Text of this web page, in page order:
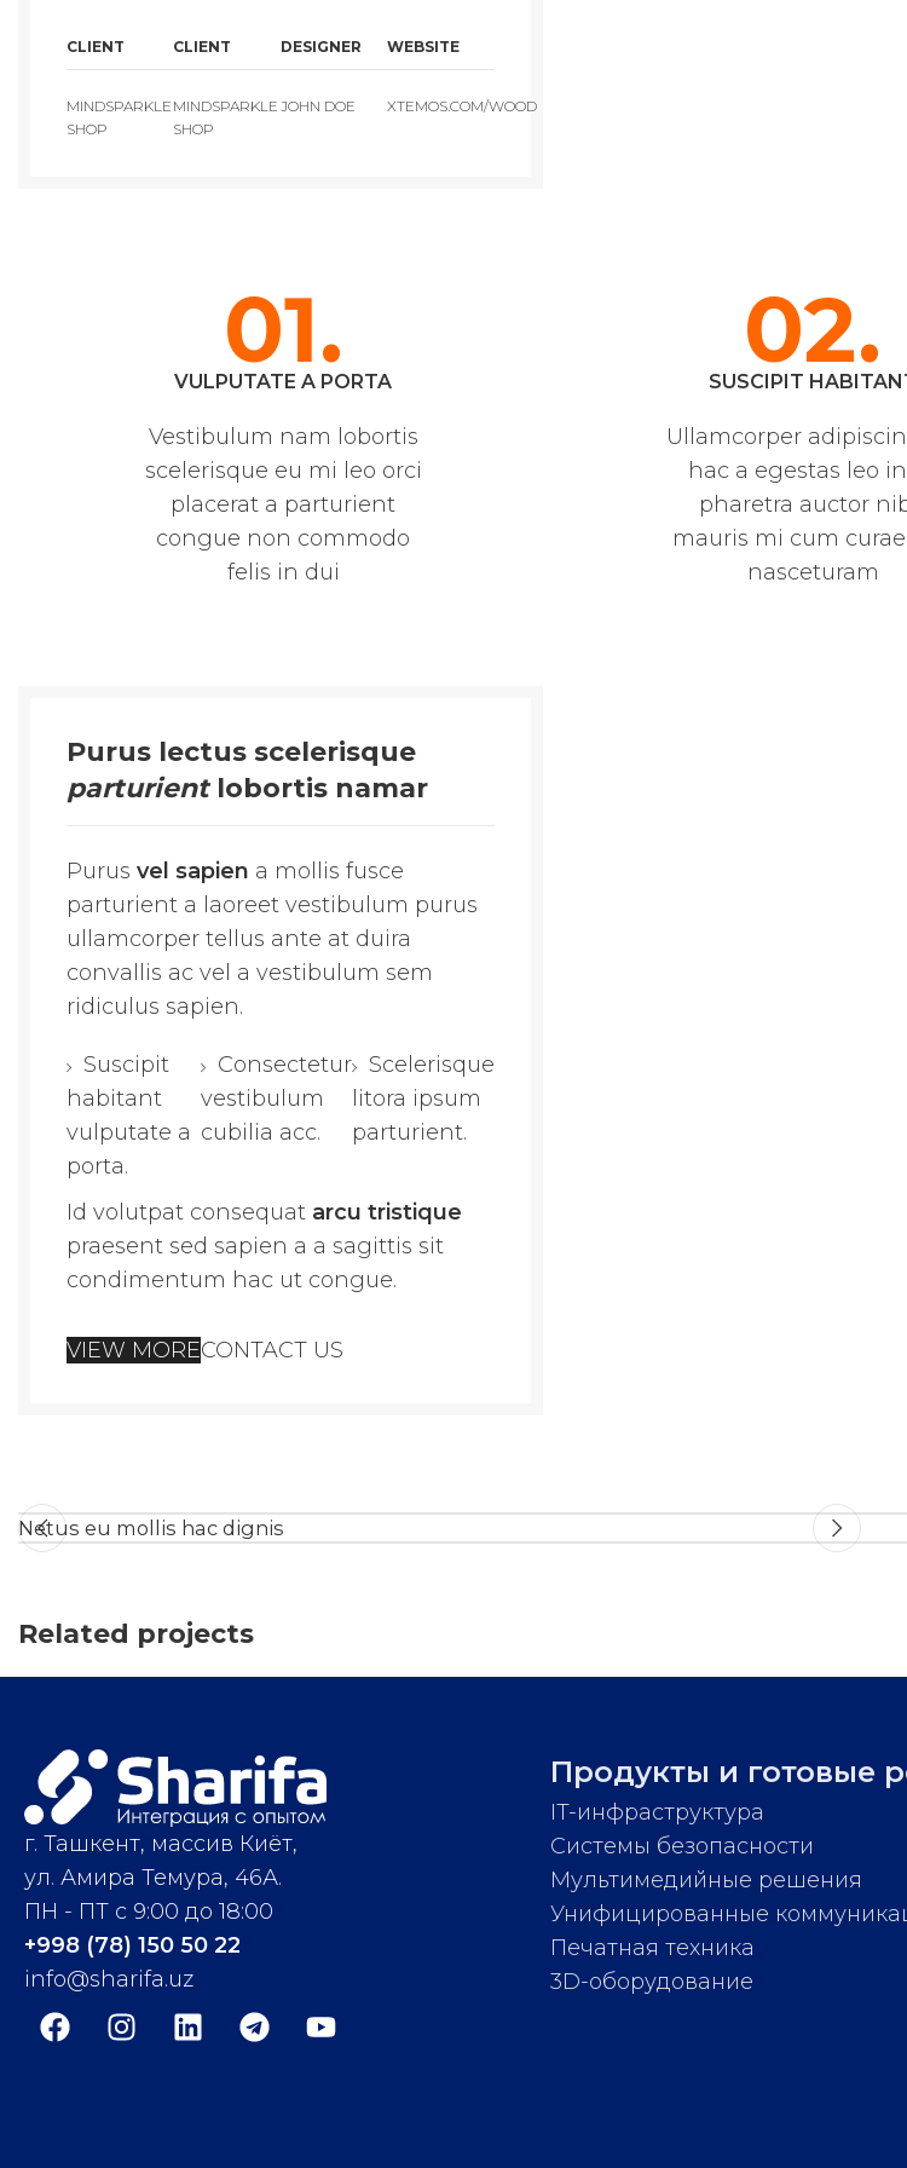
CLIENT
MINDSPARKLE
SHOP
CLIENT
MINDSPARKLE
SHOP
DESIGNER
JOHN DOE
WEBSITE
XTEMOS.COM/WOOD
01.
VULPUTATE A PORTA
Vestibulum nam lobortis
scelerisque eu mi leo orci
placerat a parturient
congue non commodo
felis in dui
02.
SUSCIPIT
Ullamcorper
hac a egestas leo
pharetra auctor
mauris mi cum
nasceturam
Purus lectus scelerisque
parturientlobortis namar
Purus vel sapien a mollis fusce
parturient a laoreet vestibulum purus
ullamcorper tellus ante at duira
convallis ac vel a vestibulum sem
ridiculus sapien.
Suscipit
habitant
vulputate a
porta.
Consectetur
vestibulum
cubilia acc.
Scelerisque
litora ipsum
parturient.
Id volutpat consequat arcu tristique
praesent sed sapien a a sagittis sit
condimentum hac ut congue.
VIEW MORECONTACT US
Netus eu mollis hac dignis
Related projects
Rhoncus quisque
sollicitudin
г. Ташкент, массив Киёт,
ул. Амира Темура, 46А.
ПН - ПТ с 9:00 до 18:00
+998 (78) 150 50 22
info@sharifa.uz
Продукты и готовые
IT-инфраструктура
Системы безопасности
Мультимедийные решения
Унифицированные
Печатная техника
3D-оборудование